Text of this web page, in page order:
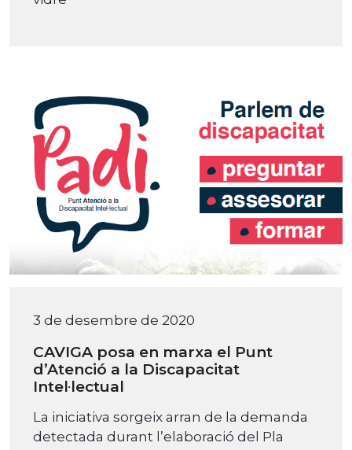
3 de desembre de 2020
CAVIGA posa en marxa el Punt
d’Atenció a la Discapacitat
Intel·lectual
La iniciativa sorgeix arran de la demanda
detectada durant l’elaboració del Pla